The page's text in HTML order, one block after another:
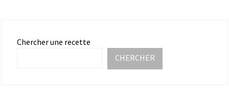
Chercher une recette
CHERCHER